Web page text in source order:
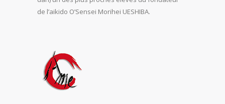
de l’aikido O’Sensei Morihei UESHIBA.